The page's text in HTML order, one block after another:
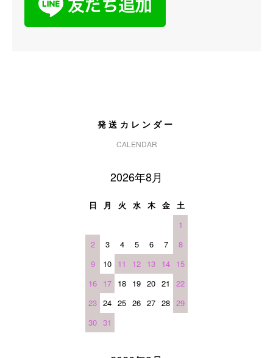
発送カレンダー
CALENDAR
2026年8月
日 月 火 水 木 金
土
1
2
3 4 5 6 7
8
9
10 11 12 13 14 15
16 17 18 19 20 21
22
23 24 25 26 27 28 29
30 31